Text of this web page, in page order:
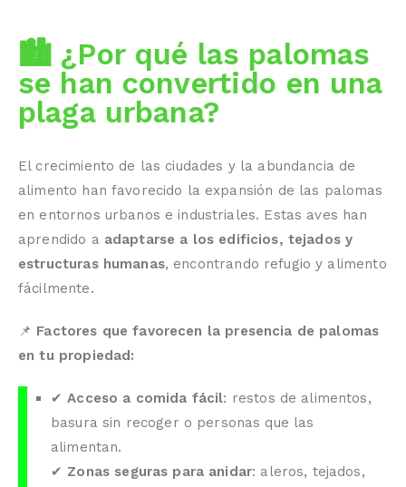
🏙 ¿Por qué las palomas
se han convertido en una
plaga urbana?
El crecimiento de las ciudades y la abundancia de
alimento han favorecido la expansión de las palomas
en entornos urbanos e industriales. Estas aves han
aprendido a adaptarse a los edificios, tejados y
estructuras humanas, encontrando refugio y alimento
fácilmente.
📌 Factores que favorecen la presencia de palomas
en tu propiedad:
✔Acceso a comida fácil: restos de alimentos,
basura sin recoger o personas que las
alimentan.
✔ Zonas seguras para anidar: aleros, tejados,